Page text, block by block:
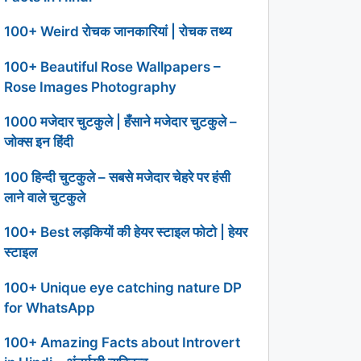
100+ Weird रोचक जानकारियां | रोचक तथ्य
100+ Beautiful Rose Wallpapers –
Rose Images Photography
1000 मजेदार चुटकुले | हँसाने मजेदार चुटकुले –
जोक्स इन हिंदी
100 हिन्दी चुटकुले – सबसे मजेदार चेहरे पर हंसी
लाने वाले चुटकुले
100+ Best लड़कियों की हेयर स्टाइल फोटो | हेयर
स्टाइल
100+ Unique eye catching nature DP
for WhatsApp
100+ Amazing Facts about Introvert